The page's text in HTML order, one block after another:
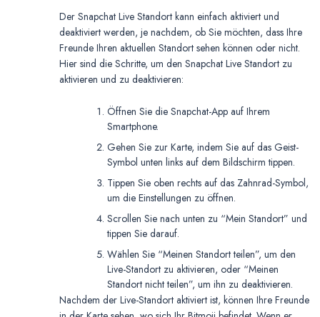
Der Snapchat Live Standort kann einfach aktiviert und
deaktiviert werden, je nachdem, ob Sie möchten, dass Ihre
Freunde Ihren aktuellen Standort sehen können oder nicht.
Hier sind die Schritte, um den Snapchat Live Standort zu
aktivieren und zu deaktivieren:
Öffnen Sie die Snapchat-App auf Ihrem
Smartphone.
Gehen Sie zur Karte, indem Sie auf das Geist-
Symbol unten links auf dem Bildschirm tippen.
Tippen Sie oben rechts auf das Zahnrad-Symbol,
um die Einstellungen zu öffnen.
Scrollen Sie nach unten zu “Mein Standort” und
tippen Sie darauf.
Wählen Sie “Meinen Standort teilen”, um den
Live-Standort zu aktivieren, oder “Meinen
Standort nicht teilen”, um ihn zu deaktivieren.
Nachdem der Live-Standort aktiviert ist, können Ihre Freunde